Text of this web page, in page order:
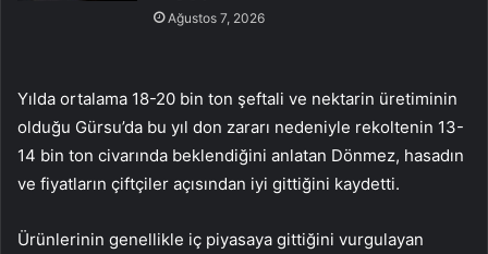
Ağustos 7, 2026
Yılda ortalama 18-20 bin ton şeftali ve nektarin üretiminin
olduğu Gürsu’da bu yıl don zararı nedeniyle rekoltenin 13-
14 bin ton civarında beklendiğini anlatan Dönmez, hasadın
ve fiyatların çiftçiler açısından iyi gittiğini kaydetti.
Ürünlerinin genellikle iç piyasaya gittiğini vurgulayan